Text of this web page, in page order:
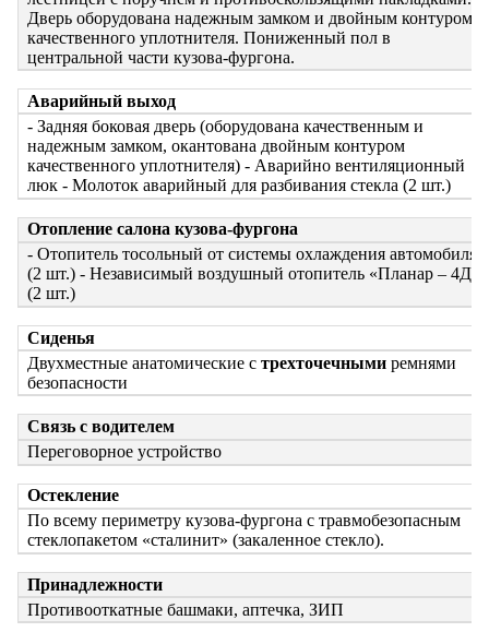
Дверь оборудована надежным замком и двойным контуром
качественного уплотнителя. Пониженный пол в
центральной части кузова-фургона.
Аварийный выход
- Задняя боковая дверь (оборудована качественным и
надежным замком, окантована двойным контуром
качественного уплотнителя) - Аварийно вентиляционный
люк - Молоток аварийный для разбивания стекла (2 шт.)
Отопление салона кузова-фургона
- Отопитель тосольный от системы охлаждения автомобиля
(2 шт.) - Независимый воздушный отопитель «Планар – 4Д»
(2 шт.)
Сиденья
Двухместные анатомические с трехточечными ремнями
безопасности
Связь с водителем
Переговорное устройство
Остекление
По всему периметру кузова-фургона с травмобезопасным
стеклопакетом «сталинит» (закаленное стекло).
Принадлежности
Противооткатные башмаки, аптечка, ЗИП